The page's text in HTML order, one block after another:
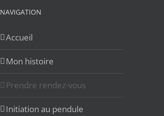
NAVIGATION
Accueil
Mon histoire
Prendre rendez-vous
Initiation au pendule